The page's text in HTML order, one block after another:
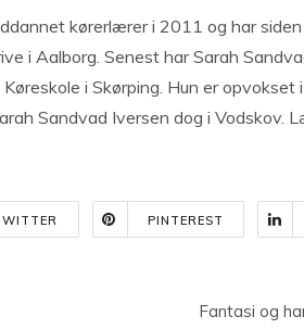
kørerlærer i 2011 og har
i Aalborg. Senest har Sarah
i Skørping. Hun er
Sandvad Iversen dog i Vodskov.
PINTEREST
Fantasi og